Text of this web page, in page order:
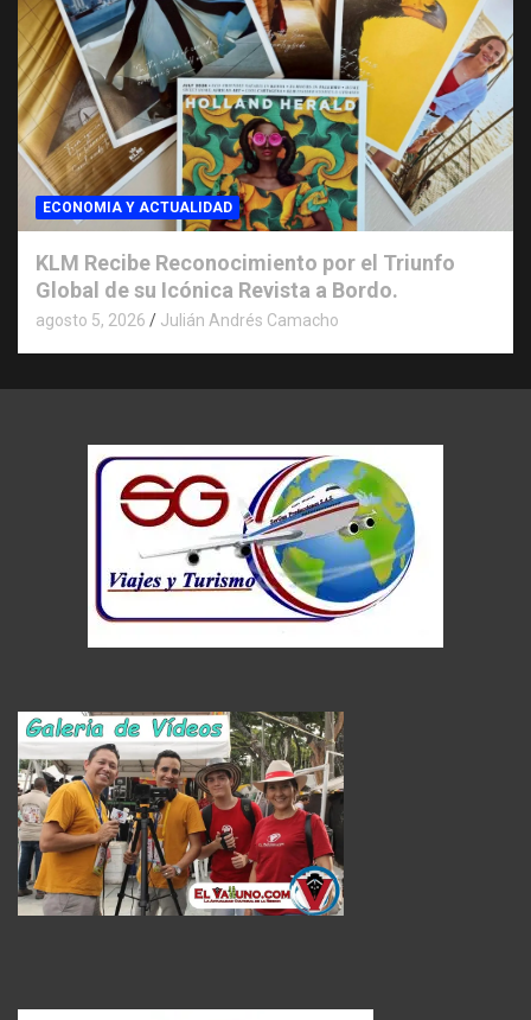
ECONOMIA Y ACTUALIDAD
KLM Recibe Reconocimiento por el Triunfo
Global de su Icónica Revista a Bordo.
agosto 5, 2026 Julián Andrés Camacho